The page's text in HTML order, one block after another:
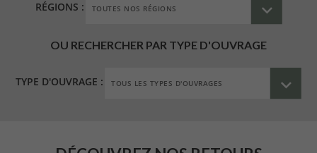
RÉGIONS :
OU RECHERCHER PAR TYPE D'OUVRAGE
TYPE D'OUVRAGE :